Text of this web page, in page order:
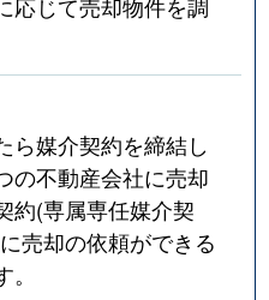
静岡
徒歩1時間
静岡
徒歩1時間
応じて売却物件を調
ら媒介契約を締結し
の不動産会社に売却
約(専属専任媒介契
売却の依頼ができる